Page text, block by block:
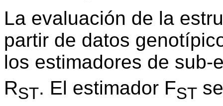
La evaluación de la
partir de datos
los estimadores de sub-
RST. El estimador FST